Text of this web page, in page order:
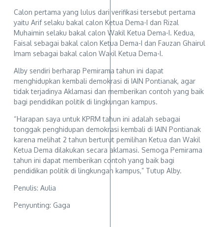
Calon pertama yang lulus dari verifikasi tersebut pertama
yaitu Arif selaku bakal calon Ketua Dema-I dan Rizal
Muhaimin selaku bakal calon Wakil Ketua Dema-I. Kedua,
Faisal sebagai bakal calon Ketua Dema-I dan Fauzan Ghairul
Imam sebagai bakal calon Wakil Ketua Dema-I.
Alby sendiri berharap Pemirama tahun ini dapat
menghidupkan kembali demokrasi di IAIN Pontianak, agar
tidak terjadinya Aklamasi dan memberikan contoh yang baik
bagi pendidikan politik di lingkungan kampus.
“Harapan saya untuk KPRM tahun ini adalah sebagai
tonggak penghidupan demokrasi kembali di IAIN Pontianak
karena melihat 2 tahun berturut pemilihan Ketua dan Wakil
Ketua Dema dilakukan secara aklamasi. Semoga Pemirama
tahun ini dapat memberikan contoh yang baik bagi
pendidikan politik di lingkungan kampus,” Tutup Alby.
Penulis: Aulia
Penyunting: Gaga